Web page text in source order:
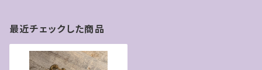
最近チェックした商品